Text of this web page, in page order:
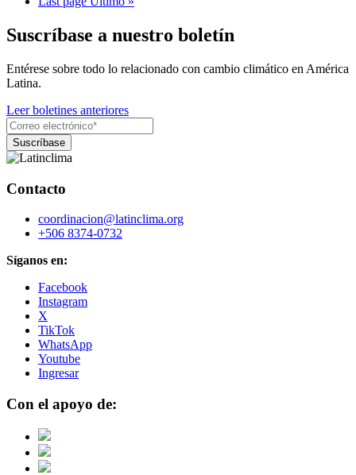
Suscríbase a nuestro boletín
Entérese sobre todo lo relacionado con cambio climático en América
Latina.
Leer boletines anteriores
Contacto
coordinacion@latinclima.org
+506 8374-0732
Síganos en:
Facebook
Instagram
X
TikTok
WhatsApp
Youtube
Ingresar
Con el apoyo de: